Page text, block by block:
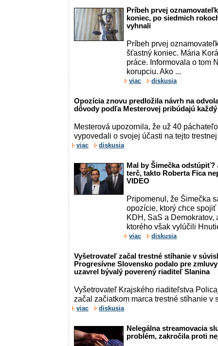
Príbeh prvej
koniec, po siedmich
vyhnali
Príbeh prvej
šťastný koniec. Mária
práce. Informovala o tom
korupciu. Ako ...
viac diskusia
Opozícia znovu predložila návrh na
dôvody podľa Mesterovej pribúdajú každý
Mesterová upozornila, že už 40
vypovedali o svojej účasti na tejto
viac diskusia
Mal by Šimečka
terč, takto Roberta Fica
VIDEO
Pripomenul, že Šimečka
opozície, ktorý chce
KDH, SaS a
ktorého však vylúčili
viac diskusia
Vyšetrovateľ začal trestné stíhanie v
Progresívne Slovensko podalo pre
uzavrel bývalý poverený riaditeľ Slanina
Vyšetrovateľ Krajského riaditeľstva
začal začiatkom marca trestné stíhanie v
viac diskusia
Nelegálna streamovacia
problém, zakročila proti